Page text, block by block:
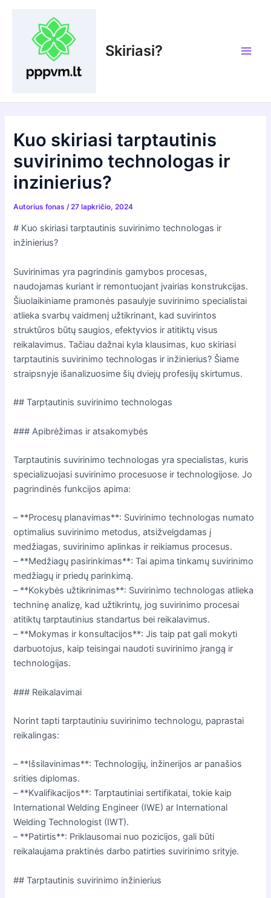
Skiriasi?
Kuo skiriasi tarptautinis
suvirinimo technologas ir
inzinierius?
Autorius fonas/27 lapkričio, 2024
# Kuo skiriasi tarptautinis suvirinimo technologas ir
inžinierius?
Suvirinimas yra pagrindinis gamybos procesas,
naudojamas kuriant ir remontuojant įvairias konstrukcijas.
Šiuolaikiniame pramonės pasaulyje suvirinimo specialistai
atlieka svarbų vaidmenį užtikrinant, kad suvirintos
struktūros būtų saugios, efektyvios ir atitiktų visus
reikalavimus. Tačiau dažnai kyla klausimas, kuo skiriasi
tarptautinis suvirinimo technologas ir inžinierius? Šiame
straipsnyje išanalizuosime šių dviejų profesijų skirtumus.
## Tarptautinis suvirinimo technologas
### Apibrėžimas ir atsakomybės
Tarptautinis suvirinimo technologas yra specialistas, kuris
specializuojasi suvirinimo procesuose ir technologijose. Jo
pagrindinės funkcijos apima:
– **Procesų planavimas**: Suvirinimo technologas numato
optimalius suvirinimo metodus, atsižvelgdamas į
medžiagas, suvirinimo aplinkas ir reikiamus procesus.
– **Medžiagų pasirinkimas**: Tai apima tinkamų suvirinimo
medžiagų ir priedų parinkimą.
– **Kokybės užtikrinimas**: Suvirinimo technologas atlieka
techninę analizę, kad užtikrintų, jog suvirinimo procesai
atitiktų tarptautinius standartus bei reikalavimus.
– **Mokymas ir konsultacijos**: Jis taip pat gali mokyti
darbuotojus, kaip teisingai naudoti suvirinimo įrangą ir
technologijas.
### Reikalavimai
Norint tapti tarptautiniu suvirinimo technologu, paprastai
reikalingas:
– **Išsilavinimas**: Technologijų, inžinerijos ar panašios
srities diplomas.
– **Kvalifikacijos**: Tarptautiniai sertifikatai, tokie kaip
International Welding Engineer (IWE) ar International
Welding Technologist (IWT).
– **Patirtis**: Priklausomai nuo pozicijos, gali būti
reikalaujama praktinės darbo patirties suvirinimo srityje.
## Tarptautinis suvirinimo inžinierius